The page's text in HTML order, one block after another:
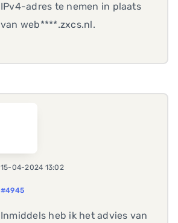
IPv4-adres te nemen in plaats
van web****.zxcs.nl.
15-04-2024 13:02
#4945
Inmiddels heb ik het advies van